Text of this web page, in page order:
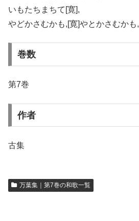
いもたちまちて[寛],
やどかさむかも,[寛]やとかさむかも,
巻数
第7巻
作者
古集
万葉集｜第7巻の和歌一覧